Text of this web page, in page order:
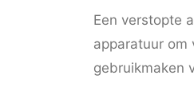
Een verstopte
apparatuur om
gebruikmaken